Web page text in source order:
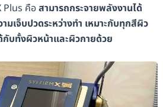
Plus คือสามารถกระจายพลังงานได้
เจ็บปวดระหว่างทำ เหมาะกับทุกสีผิว
บทั้งผิวหน้าและผิวกายด้วย